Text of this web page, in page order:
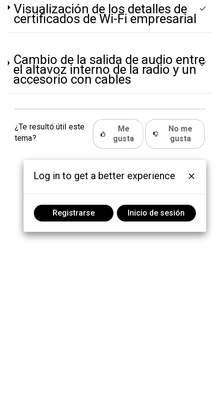
Visualización de los detalles de
certificados de Wi-Fi empresarial
Cambio de la salida de audio entre
el altavoz interno de la radio y un
accesorio con cables
¿Te resultó útil este
tema?
Me
gusta
No me
gusta
Log in to get a better experience
Registrarse Inicio de sesión